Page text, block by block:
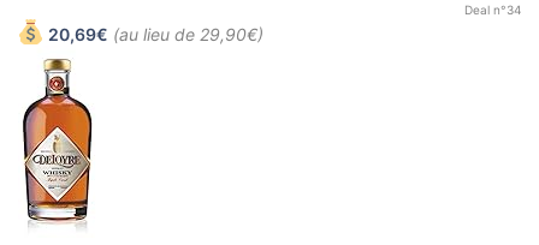
Deal n°34
20,69€ (au lieu de 29,90€)